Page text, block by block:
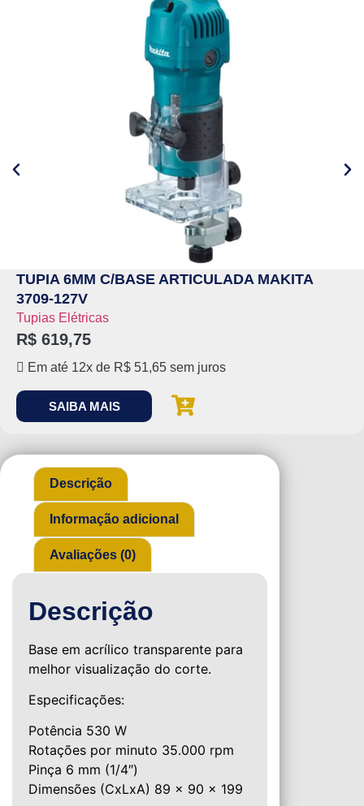
TUPIA 6MM C/BASE ARTICULADA MAKITA
3709-127V
Tupias Elétricas
R$ 619,75
Em até 12x de R$ 51,65 sem juros
SAIBA MAIS
Descrição
Informação adicional
Avaliações (0)
Descrição
Base em acrílico transparente para
melhor visualização do corte.
Especificações:
Potência 530 W
Rotações por minuto 35.000 rpm
Pinça 6 mm (1/4″)
Dimensões (CxLxA) 89 x 90 x 199